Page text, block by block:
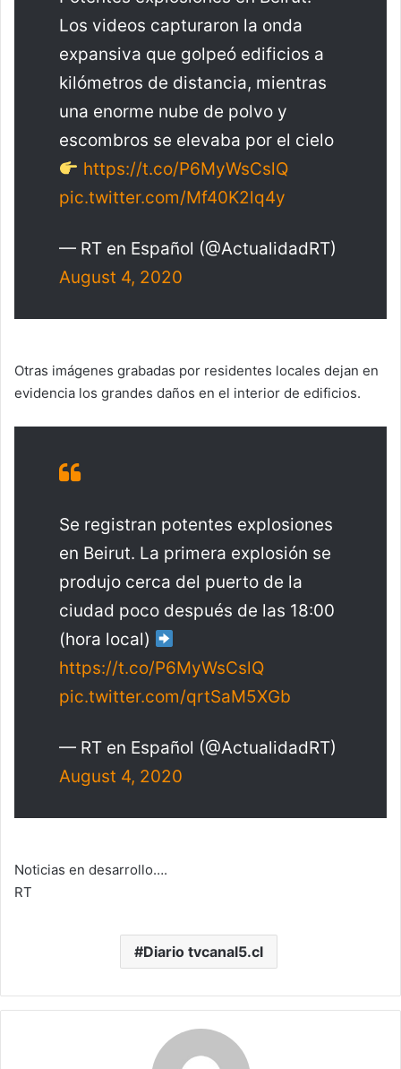
Los videos capturaron la onda
expansiva que golpeó edificios a
kilómetros de distancia, mientras
una enorme nube de polvo y
escombros se elevaba por el cielo
https://t.co/P6MyWsCslQ
pic.twitter.com/Mf40K2lq4y
— RT en Español (@ActualidadRT)
August 4, 2020
Otras imágenes grabadas por residentes locales dejan en
evidencia los grandes daños en el interior de edificios.
Se registran potentes explosiones
en Beirut. La primera explosión se
produjo cerca del puerto de la
ciudad poco después de las 18:00
(hora local)
https://t.co/P6MyWsCslQ
pic.twitter.com/qrtSaM5XGb
— RT en Español (@ActualidadRT)
August 4, 2020
Noticias en desarrollo….
RT
Diario tvcanal5.cl